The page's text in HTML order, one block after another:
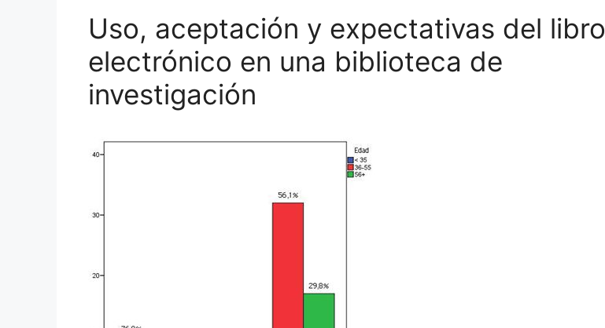
k
Uso, aceptación y expectativas del libro
electrónico en una biblioteca de
investigación